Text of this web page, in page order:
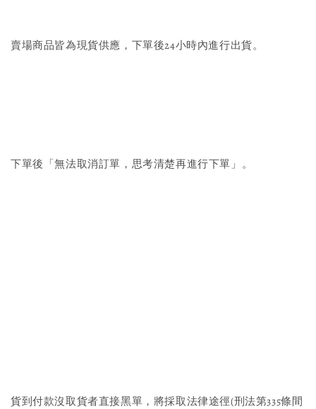
賣場商品皆為現貨供應，下單後24小時內進行出貨。
下單後「無法取消訂單，思考清楚再進行下單」。
貨到付款沒取貨者直接黑單，將採取法律途徑(刑法第335條間